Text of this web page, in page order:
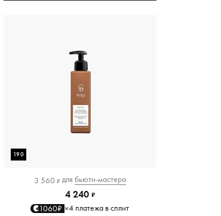
190
3 560 ₽ для бьюти-мастера
4 240 ₽
1060₽ ×4 платежа в сплит